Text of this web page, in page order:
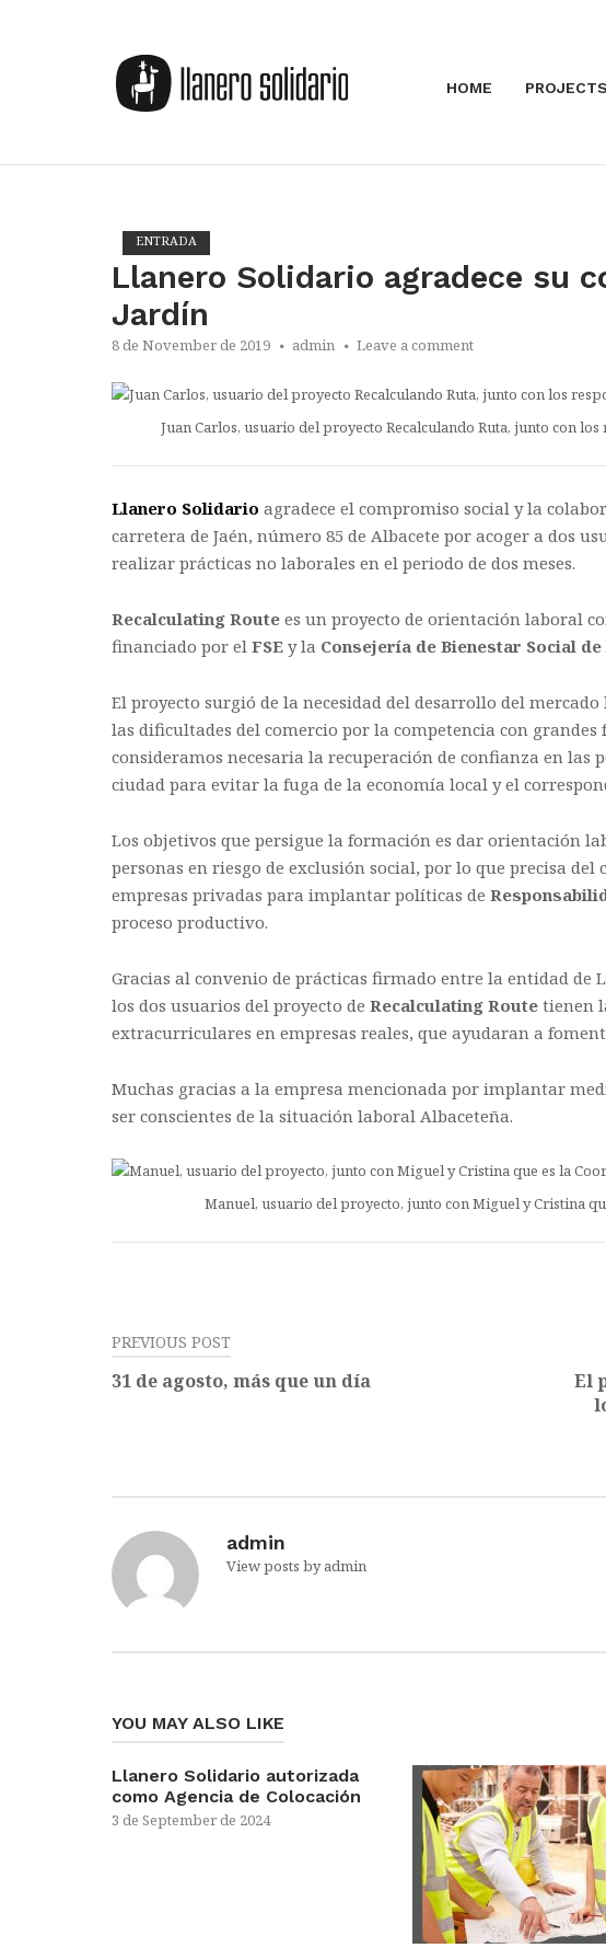
HOME PROJECTS
ENTRADA
Llanero Solidario agradece su
Jardín
8 de November de 2019 admin Leave a comment
Juan Carlos, usuario del proyecto Recalculando Ruta, junto con
Llanero Solidario agradece el compromiso social y la
carretera de Jaén, número 85 de Albacete por acoger a dos
realizar prácticas no laborales en el periodo de dos meses.
Recalculating Route es un proyecto de orientación laboral
financiado por el FSE y la Consejería de Bienestar Social de
El proyecto surgió de la necesidad del desarrollo del
las dificultades del comercio por la competencia con
consideramos necesaria la recuperación de confianza en las
ciudad para evitar la fuga de la economía local y el
Los objetivos que persigue la formación es dar orientación
personas en riesgo de exclusión social, por lo que precisa
empresas privadas para implantar políticas de
proceso productivo.
Gracias al convenio de prácticas firmado entre la entidad de
los dos usuarios del proyecto de Recalculating Route tienen
extracurriculares en empresas reales, que ayudaran a
Muchas gracias a la empresa mencionada por implantar
ser conscientes de la situación laboral Albaceteña.
Manuel, usuario del proyecto, junto con Miguel y Cristina
PREVIOUS POST
31 de agosto, más que un día
El
admin
View posts by admin
YOU MAY ALSO LIKE
Llanero Solidario autorizada
como Agencia de Colocación
3 de September de 2024